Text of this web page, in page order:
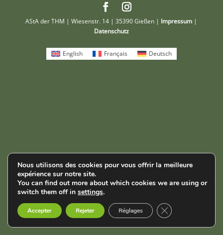
AStA der THM | Wiesenstr. 14 | 35390 Gießen | Impressum |
Datenschutz
Nous utilisons des cookies pour vous offrir la meilleure
expérience sur notre site.
You can find out more about which cookies we are using or
switch them off in settings.
Accepter Rejeter Réglages Fermer la
English Français Deutsch